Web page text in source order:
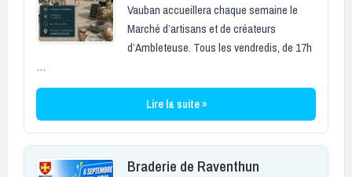
Vauban accueillera chaque semaine le
Marché d’artisans et de créateurs
d’Ambleteuse. Tous les vendredis, de 17h
…
Lire la suite »
Braderie de Raventhun